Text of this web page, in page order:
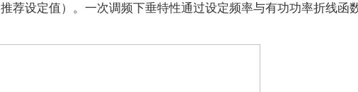
荐设定值）。一次调频下垂特性通过设定频率与有功功率折线函